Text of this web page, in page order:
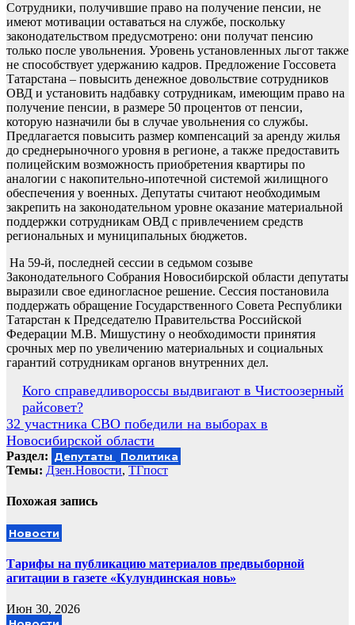
Сотрудники, получившие право на получение пенсии, не
имеют мотивации оставаться на службе, поскольку
законодательством предусмотрено: они получат пенсию
только после увольнения. Уровень установленных льгот также
не способствует удержанию кадров. Предложение Госсовета
Татарстана – повысить денежное довольствие сотрудников
ОВД и установить надбавку сотрудникам, имеющим право на
получение пенсии, в размере 50 процентов от пенсии,
которую назначили бы в случае увольнения со службы.
Предлагается повысить размер компенсаций за аренду жилья
до среднерыночного уровня в регионе, а также предоставить
полицейским возможность приобретения квартиры по
аналогии с накопительно-ипотечной системой жилищного
обеспечения у военных. Депутаты считают необходимым
закрепить на законодательном уровне оказание материальной
поддержки сотрудникам ОВД с привлечением средств
региональных и муниципальных бюджетов.
На 59-й, последней сессии в седьмом созыве
Законодательного Собрания Новосибирской области депутаты
выразили свое единогласное решение. Сессия постановила
поддержать обращение Государственного Совета Республики
Татарстан к Председателю Правительства Российской
Федерации М.В. Мишустину о необходимости принятия
срочных мер по увеличению материальных и социальных
гарантий сотрудникам органов внутренних дел.
Навигация
по
записям
Кого справедливороссы выдвигают в Чистоозерный
райсовет?
32 участника СВО победили на выборах в
Новосибирской области
Раздел: Депутаты Политика
Темы: Дзен.Новости, ТГпост
Похожая запись
Новости
Тарифы на публикацию материалов предвыборной
агитации в газете «Кулундинская новь»
Июн 30, 2026